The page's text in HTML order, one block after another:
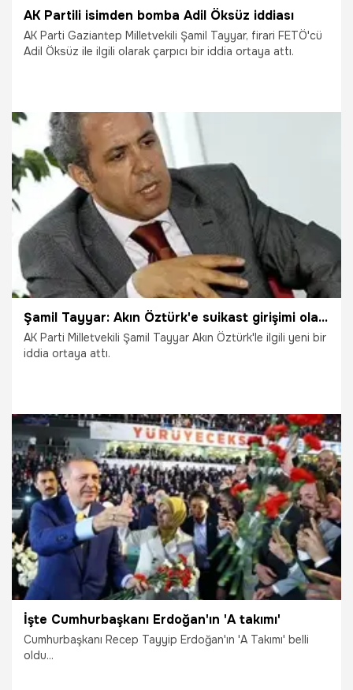
AK Partili isimden bomba Adil Öksüz iddiası
AK Parti Gaziantep Milletvekili Şamil Tayyar, firari FETÖ'cü
Adil Öksüz ile ilgili olarak çarpıcı bir iddia ortaya attı.
29.09.2021 Gündem
Şamil Tayyar: Akın Öztürk'e suikast girişimi olabilir
AK Parti Milletvekili Şamil Tayyar Akın Öztürk'le ilgili yeni bir
iddia ortaya attı.
29.09.2021 Gündem
İşte Cumhurbaşkanı Erdoğan'ın 'A takımı'
Cumhurbaşkanı Recep Tayyip Erdoğan'ın 'A Takımı' belli
oldu...